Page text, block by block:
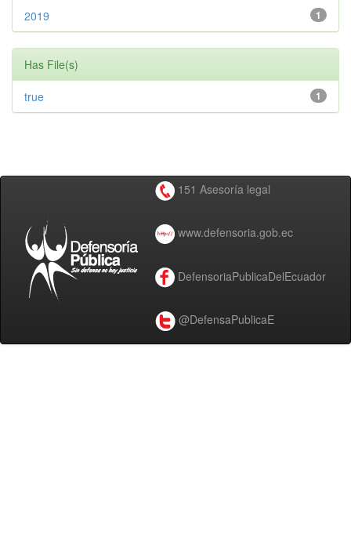
1
2019
Has File(s)
1
true
151 Asesoría legal
www.defensoria.gob.ec
DefensoriaPublicaDelEcuador
@DefensaPublicaE